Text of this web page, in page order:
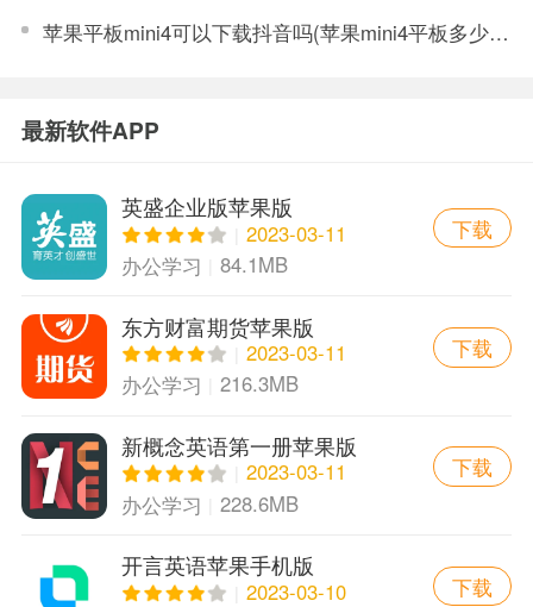
苹果平板mini4可以下载抖音吗(苹果mini4平板多少钱)
最新软件APP
英盛企业版苹果版
2023-03-11
办公学习
84.1MB
下载
东方财富期货苹果版
2023-03-11
办公学习
216.3MB
下载
新概念英语第一册苹果版
2023-03-11
办公学习
228.6MB
下载
开言英语苹果手机版
2023-03-10
下载